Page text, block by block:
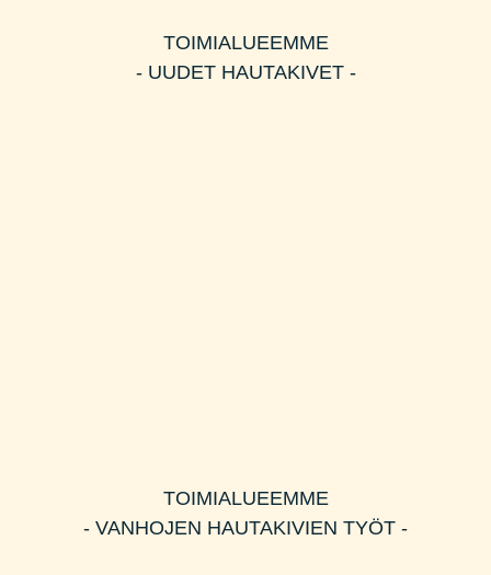
TOIMIALUEEMME
- UUDET HAUTAKIVET -
TOIMIALUEEMME
- VANHOJEN HAUTAKIVIEN TYÖT -